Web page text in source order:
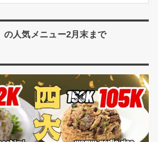
の人気メニュー2月末まで